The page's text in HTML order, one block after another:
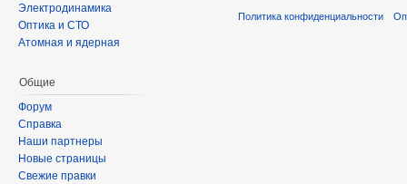
Электродинамика
Оптика и СТО
Атомная и ядерная
Общие
Форум
Справка
Наши партнеры
Новые страницы
Свежие правки
Политика конфиденциальности